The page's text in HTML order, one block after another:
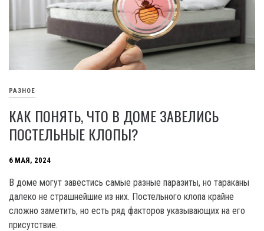
РАЗНОЕ
КАК ПОНЯТЬ, ЧТО В ДОМЕ ЗАВЕЛИСЬ
ПОСТЕЛЬНЫЕ КЛОПЫ?
6 МАЯ, 2024
В доме могут завестись самые разные паразиты, но тараканы
далеко не страшнейшие из них. Постельного клопа крайне
сложно заметить, но есть ряд факторов указывающих на его
присутствие.